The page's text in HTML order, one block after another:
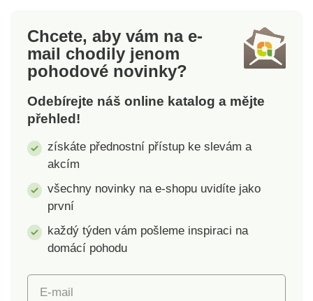
Očistí dokonale
podrážky obuvi
Chcete, aby vám na e-
mail chodily jenom
pohodové novinky?
Odebírejte náš online katalog a mějte
přehled!
získáte přednostní přístup ke slevám a
akcím
všechny novinky na e-shopu uvidíte jako
první
každý týden vám pošleme inspiraci na
domácí pohodu
E-mail